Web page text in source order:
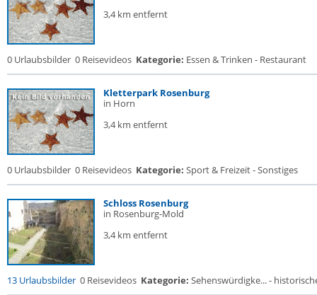
3,4 km entfernt
0 Urlaubsbilder 0 Reisevideos Kategorie: Essen & Trinken - Restaurant
Kletterpark Rosenburg
in Horn
3,4 km entfernt
0 Urlaubsbilder 0 Reisevideos Kategorie: Sport & Freizeit - Sonstiges
Schloss Rosenburg
in Rosenburg-Mold
3,4 km entfernt
13 Urlaubsbilder 0 Reisevideos Kategorie: Sehenswürdigke... -